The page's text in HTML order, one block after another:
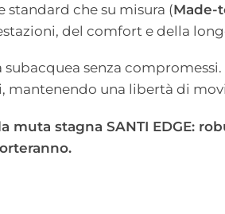
che su misura (Made-
del comfort e della
subacquea senza
una libertà di
muta stagna SANTI EDGE: